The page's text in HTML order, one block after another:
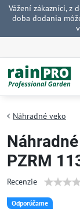
Vážení zákazníci, z
doba dodania
Odporúčame
Náhradné veko
PZRM
Recenzie